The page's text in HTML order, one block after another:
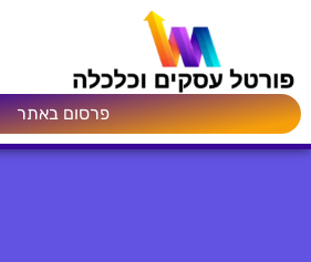
פרסום באתר